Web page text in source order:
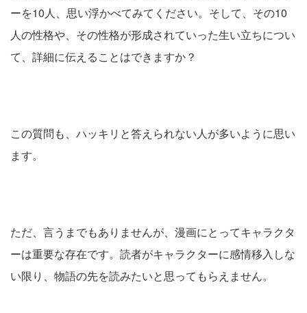
ーを10人、思い浮かべてみてください。そして、その10
人の性格や、その性格が形成されていった生い立ちについ
て、詳細に伝えることはできますか？
この質問も、ハッキリと答えられない人が多いように思い
ます。
ただ、言うまでもありませんが、漫画にとってキャラクタ
ーは重要な存在です。読者がキャラクターに感情移入しな
い限り、物語の先を読みたいと思ってもらえません。